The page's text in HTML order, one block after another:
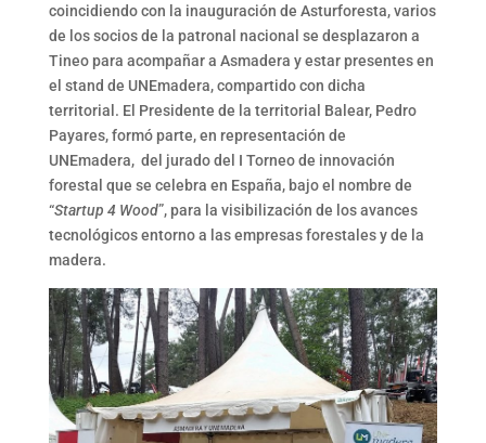
coincidiendo con la inauguración de Asturforesta, varios
de los socios de la patronal nacional se desplazaron a
Tineo para acompañar a Asmadera y estar presentes en
el stand de UNEmadera, compartido con dicha
territorial. El Presidente de la territorial Balear, Pedro
Payares, formó parte, en representación de
UNEmadera, del jurado del I Torneo de innovación
forestal que se celebra en España, bajo el nombre de
“Startup 4 Wood”, para la visibilización de los avances
tecnológicos entorno a las empresas forestales y de la
madera.